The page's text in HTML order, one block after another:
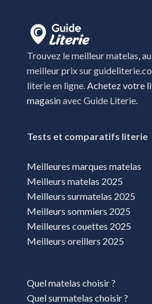
Trouvez le meilleur matelas,
meilleur prix sur
literie en ligne. Achetez votre
magasinavec Guide Literie.
Tests et comparatifs literie
Meilleures marques matelas
Meilleurs matelas 2025
Meilleurs surmatelas 2025
Meilleurs sommiers 2025
Meilleures couettes 2025
Meilleurs oreillers 2025
Quel matelas choisir ?
Quel surmatelas choisir ?